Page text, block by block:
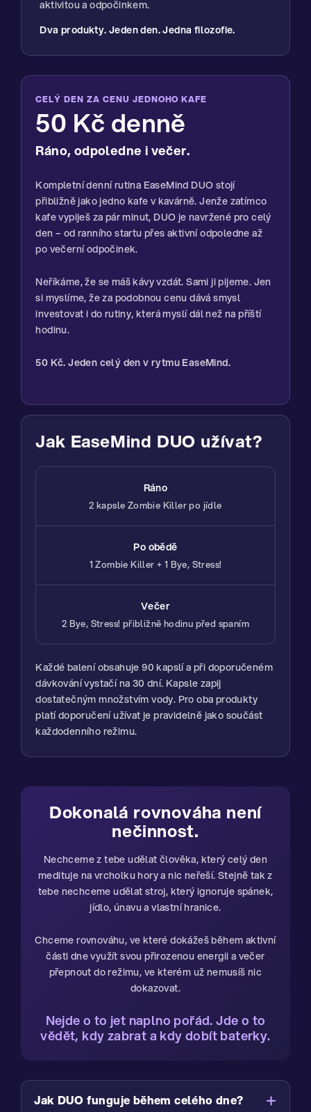
aktivitou a odpočinkem.
Dva produkty. Jeden den. Jedna filozofie.
CELÝ DEN ZA CENU JEDNOHO KAFE
50 Kč denně
Ráno, odpoledne i večer.
Kompletní denní rutina EaseMind DUO stojí
přibližně jako jedno kafe v kavárně. Jenže zatímco
kafe vypiješ za pár minut, DUO je navržené pro celý
den – od ranního startu přes aktivní odpoledne až
po večerní odpočinek.
Neříkáme, že se máš kávy vzdát. Sami ji pijeme. Jen
si myslíme, že za podobnou cenu dává smysl
investovat i do rutiny, která myslí dál než na příští
hodinu.
50 Kč. Jeden celý den v rytmu EaseMind.
Jak EaseMind DUO užívat?
Ráno
2 kapsle Zombie Killer po jídle
Po obědě
1 Zombie Killer + 1 Bye, Stress!
Večer
2 Bye, Stress! přibližně hodinu před spaním
Každé balení obsahuje 90 kapslí a při doporučeném
dávkování vystačí na 30 dní. Kapsle zapij
dostatečným množstvím vody. Pro oba produkty
platí doporučení užívat je pravidelně jako součást
každodenního režimu.
Dokonalá rovnováha není
nečinnost.
Nechceme z tebe udělat člověka, který celý den
medituje na vrcholku hory a nic neřeší. Stejně tak z
tebe nechceme udělat stroj, který ignoruje spánek,
jídlo, únavu a vlastní hranice.
Chceme rovnováhu, ve které dokážeš během aktivní
části dne využít svou přirozenou energii a večer
přepnout do režimu, ve kterém už nemusíš nic
dokazovat.
Nejde o to jet naplno pořád. Jde o to
vědět, kdy zabrat a kdy dobít baterky.
Jak DUO funguje během celého dne?